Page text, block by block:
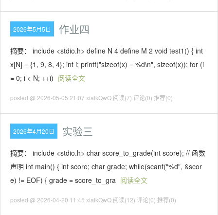
2026年5月5日 作业四
摘要： include <stdio.h> define N 4 define M 2 void test1() { int
x[N] = {1, 9, 8, 4}; int i; printf("sizeof(x) = %d\n", sizeof(x)); for (i
= 0; i < N; ++i) 阅读全文
posted @ 2026-05-05 21:07 xialkQwQ 阅读(7) 评论(0) 推荐(0)
2026年4月20日 实验三
摘要： include <stdio.h> char score_to_grade(int score); // 函数
声明 int main() { int score; char grade; while(scanf("%d", &scor
e) != EOF) { grade = score_to_gra 阅读全文
posted @ 2026-04-20 11:45 xialkQwQ 阅读(12) 评论(0) 推荐(0)